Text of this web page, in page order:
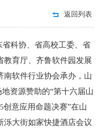
返回列表
省科协、省高校工委、省
教育厅、齐鲁软件园发展
南软件行业协会承办，山
资源赞助的“第十六届山
创意应用命题决赛”在山
泺大街如家快捷酒店会议